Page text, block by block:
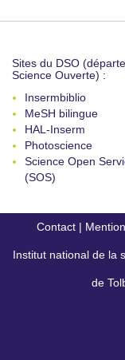
Sites du DSO
Science Ouverte) :
Insermbiblio
MeSH bilingue
HAL-Inserm
Photoscience
Science Open
(SOS)
Contact |
Institut national de la
de